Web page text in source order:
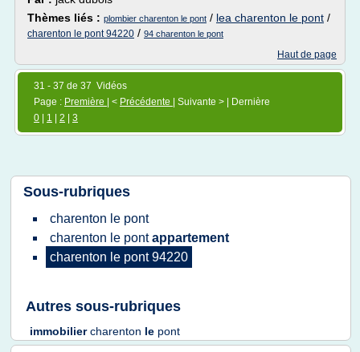
Thèmes liés : plombier charenton le pont / lea charenton le pont /
charenton le pont 94220 / 94 charenton le pont
Haut de page
31 - 37 de 37 Vidéos
Page : Première | < Précédente
| Suivante > | Dernière
0
1 2 3
Sous-rubriques
charenton le pont
charenton le pontappartement
charenton le pont 94220
Autres sous-rubriques
immobiliercharenton le pont